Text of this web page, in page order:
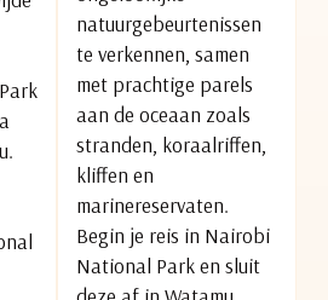
natuurgebeurtenissen
te verkennen, samen
met prachtige parels
aan de oceaan zoals
stranden, koraalriffen,
kliffen en
marinereservaten.
Begin je reis in Nairobi
National Park en sluit